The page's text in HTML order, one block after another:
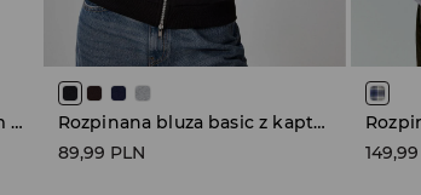
Rozpinana bluza z motywem panterki na kapturze i rękawach jasnoszara
Rozpinana bluza basic z kapturem czarna
89,99 PLN